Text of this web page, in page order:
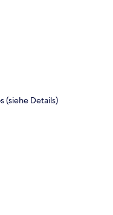
(siehe Details)